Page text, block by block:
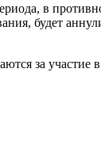
в
будет
за